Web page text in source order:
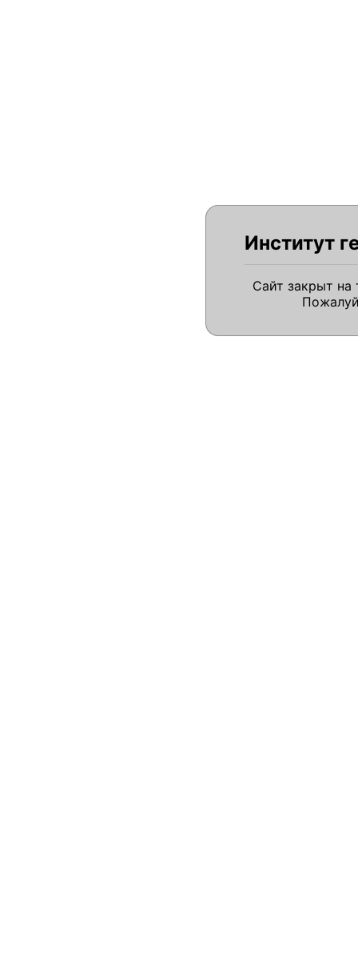
Институт
Сайт закрыт на